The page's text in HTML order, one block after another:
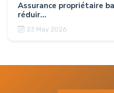
Assurance propriétaire
réduir...
23 May 2026